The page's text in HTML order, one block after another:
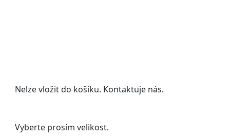
Nelze vložit do košíku. Kontaktuje nás.
Vyberte prosím velikost.